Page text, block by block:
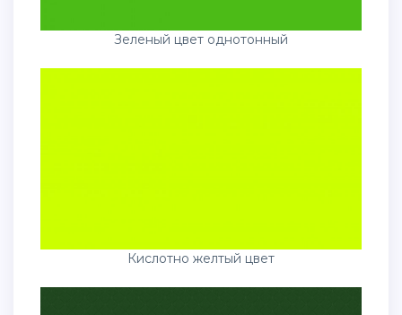
Зеленый цвет однотонный
Кислотно желтый цвет